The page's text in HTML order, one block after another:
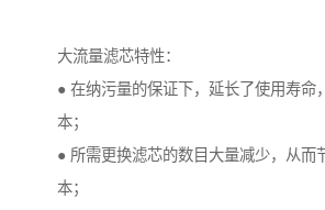
大流量滤芯特性：
● 在纳污量的保证下，延长了使用寿命
本；
● 所需更换滤芯的数目大量减少，从而
本；